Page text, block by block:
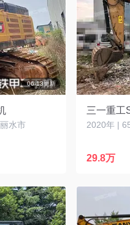
06-13更新
水市
三一重工
2020年 |
29.8万